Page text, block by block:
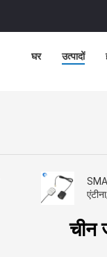
घर उत्पादों
एंटीना;
चीन